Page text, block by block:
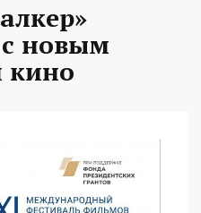
новым
кино